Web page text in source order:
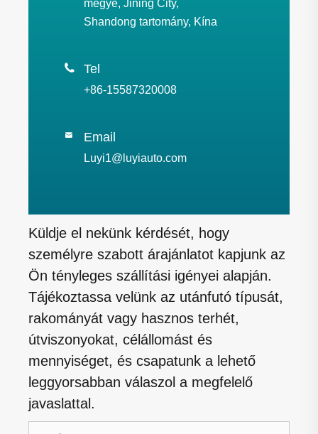
megye, Jining City,
Shandong tartomány, Kína
 Tel
+86-15587320008
 Email
Luyi1@luyiauto.com
Küldje el nekünk kérdését, hogy
személyre szabott árajánlatot kapjunk az
Ön tényleges szállítási igényei alapján.
Tájékoztassa velünk az utánfutó típusát,
rakományát vagy hasznos terhét,
útviszonyokat, célállomást és
mennyiséget, és csapatunk a lehető
leggyorsabban válaszol a megfelelő
javaslattal.